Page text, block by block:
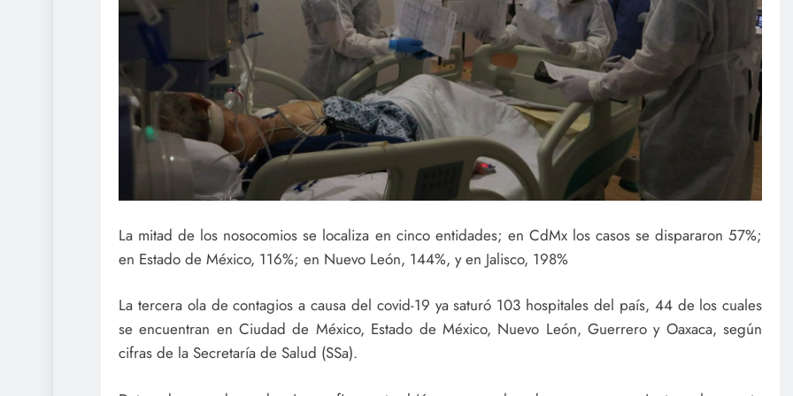
La mitad de los nosocomios se localiza en cinco entidades; en CdMx los casos se dispararon 57%;
en Estado de México, 116%; en Nuevo León, 144%, y en Jalisco, 198%
La tercera ola de contagios a causa del covid-19 ya saturó 103 hospitales del país, 44 de los cuales
se encuentran en Ciudad de México, Estado de México, Nuevo León, Guerrero y Oaxaca, según
cifras de la Secretaría de Salud (SSa).